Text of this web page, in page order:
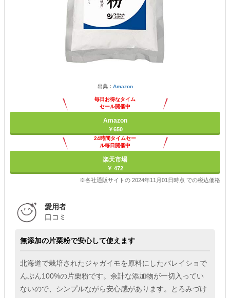
出典： Amazon
毎日お得なタイム
セール開催中
Amazon
￥650
24時間タイムセー
ル毎日開催中
楽天市場
￥ 472
※各社通販サイトの 2024年11月01日時点 での税込価格
愛用者
口コミ
無添加の片栗粉で安心して使えます
北海道で栽培されたジャガイモを原料にしたバレイショで
んぷん100%の片栗粉です。余計な添加物が一切入ってい
ないので、シンプルながら安心感があります。とろみづけ